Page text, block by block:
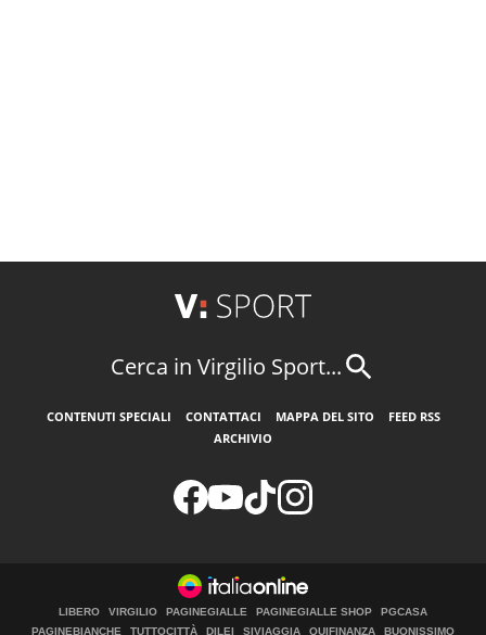
Cerca in Virgilio Sport...
CONTENUTI SPECIALI CONTATTACI MAPPA DEL SITO
FEED RSS
ARCHIVIO
LIBERO VIRGILIO PAGINEGIALLE PAGINEGIALLE SHOP
PGCASA
PAGINEBIANCHE
TUTTOCITTÀ DILEI SIVIAGGIA QUIFINANZA BUONISSIMO